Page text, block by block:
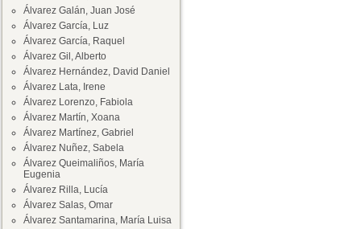
Álvarez Galán, Juan José
Álvarez García, Luz
Álvarez García, Raquel
Álvarez Gil, Alberto
Álvarez Hernández, David Daniel
Álvarez Lata, Irene
Álvarez Lorenzo, Fabiola
Álvarez Martín, Xoana
Álvarez Martínez, Gabriel
Álvarez Nuñez, Sabela
Álvarez Queimaliños, María
Eugenia
Álvarez Rilla, Lucía
Álvarez Salas, Omar
Álvarez Santamarina, María Luisa